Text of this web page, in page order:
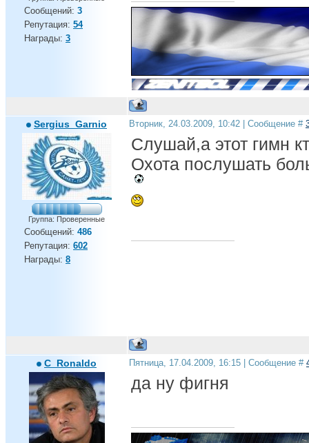
Сообщений: 3
Репутация: 54
Награды: 3
Sergius_Garnio
Группа: Проверенные
Сообщений: 486
Репутация: 602
Награды: 8
Вторник, 24.03.2009, 10:42 | Сообщение #
Слушай,а этот гимн
Охота послушать
C_Ronaldo Пятница, 17.04.2009, 16:15 | Сообщение #
да ну фигня